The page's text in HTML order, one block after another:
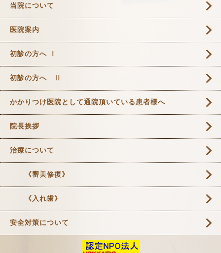
当院について
医院案内
初診の方へ Ⅰ
初診の方へ Ⅱ
かかりつけ医院として通院頂いている患者様へ
院長挨拶
治療について
《審美修復》
《入れ歯》
安全対策について